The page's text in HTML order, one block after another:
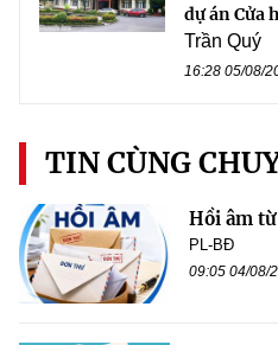
dự án Cửa
Trần Quý
16:28 05/08/
TIN CÙNG
Hồi âm
PL-BĐ
09:05 04/08/